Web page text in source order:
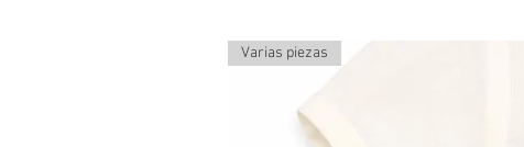
Varias piezas